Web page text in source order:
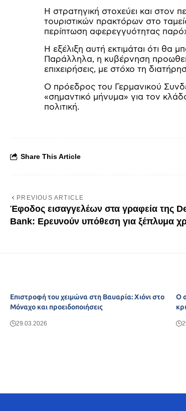
Η στρατηγική στοχεύει και στον
τουριστικών πρακτόρων στο
περίπτωση αφερεγγυότητας
Η εξέλιξη αυτή εκτιμάται ότι θα
Παράλληλα, η κυβέρνηση προωθεί
επιχειρήσεις, με στόχο τη
Ο πρόεδρος του Γερμανικού
«σημαντικό μήνυμα» για τον
πολιτική.
Share This Article
PREVIOUS ARTICLE
Έφοδος εισαγγελέων στα γραφεία της
Bank: Ερευνούν υπόθεση για ξέπλυμα
Επιστροφή του χειμώνα στη Βαυαρία: Χιόνι στο
Μόναχο και προειδοποιήσεις
29.03.2026
Ο